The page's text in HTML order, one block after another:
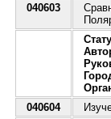
040603
040604